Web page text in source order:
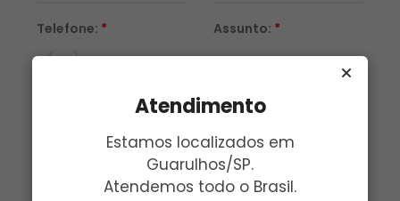
Atendimento
Estamos localizados em
Guarulhos/SP.
Atendemos todo o Brasil.
Telefone: * Assunto: *